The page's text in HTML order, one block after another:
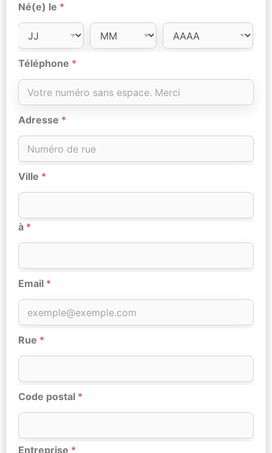
Né(e) le *
Téléphone *
Adresse *
Ville *
à *
Email *
Rue *
Code postal *
Entreprise *